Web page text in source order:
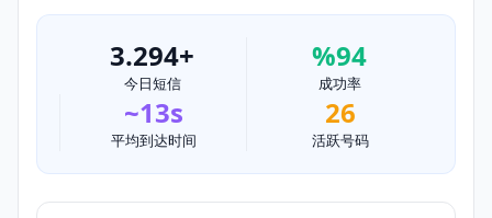
3.294+
今日短信
%94
成功率
~13s
平均到达时间
26
活跃号码